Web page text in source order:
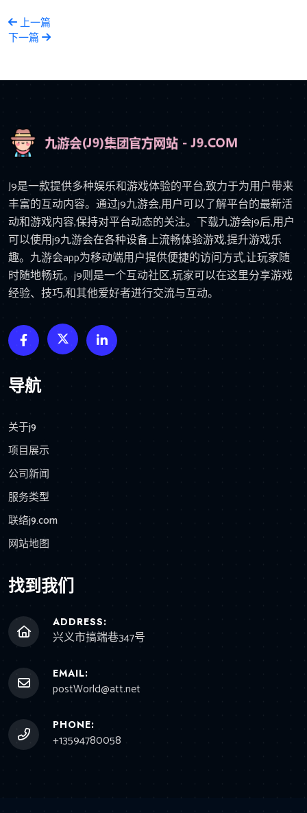
上一篇
下一篇
J9是一款提供多种娱乐和游戏体验的平台,致力于为用户带来
丰富的互动内容。通过j9九游会,用户可以了解平台的最新活
动和游戏内容,保持对平台动态的关注。下载九游会j9后,用户
可以使用j9九游会在各种设备上流畅体验游戏,提升游戏乐
趣。九游会app为移动端用户提供便捷的访问方式,让玩家随
时随地畅玩。j9则是一个互动社区,玩家可以在这里分享游戏
经验、技巧,和其他爱好者进行交流与互动。
导航
关于j9
项目展示
公司新闻
服务类型
联络j9.com
网站地图
找到我们
ADDRESS:
兴义市搞端巷347号
EMAIL:
postWorld@att.net
PHONE:
+13594780058